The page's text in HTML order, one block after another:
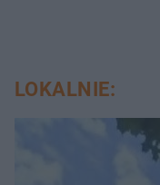
LOKALNIE: